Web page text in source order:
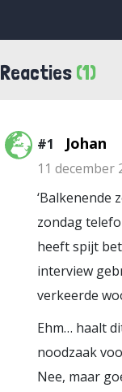
Reacties (1)
#1 Johan
11 december
‘Balkenende
zondag
heeft spijt
interview
verkeerde
Ehm… haalt
noodzaak
Nee, maar